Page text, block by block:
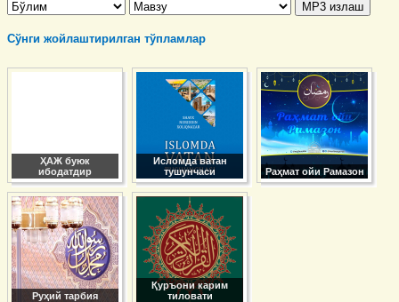
Сўнги жойлаштирилган тўпламлар
ҲАЖ буюк
ибодатдир
Исломда ватан
тушунчаси
Раҳмат ойи Рамазон
Руҳий тарбия
Қуръони карим
тиловати